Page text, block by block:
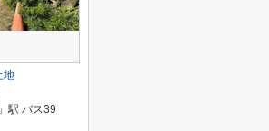
地
駅 バス39